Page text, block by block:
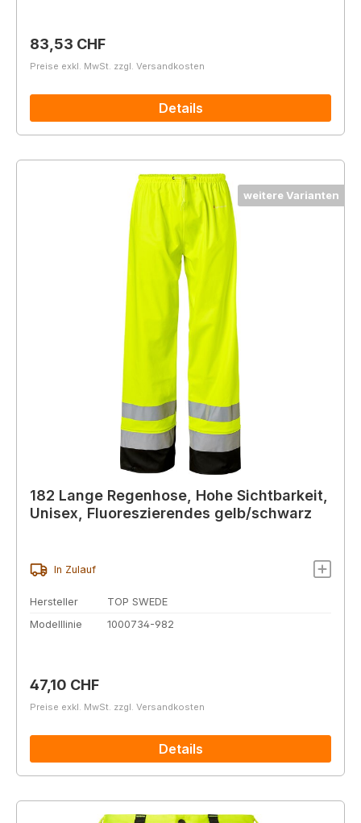
Regulärer Preis:
83,53 CHF
Preise exkl. MwSt. zzgl. Versandkosten
Details
weitere Varianten
182 Lange Regenhose, Hohe Sichtbarkeit,
Unisex, Fluoreszierendes gelb/schwarz
In Zulauf
Hersteller
TOP SWEDE
Modelllinie
1000734-982
Regulärer Preis:
47,10 CHF
Preise exkl. MwSt. zzgl. Versandkosten
Details